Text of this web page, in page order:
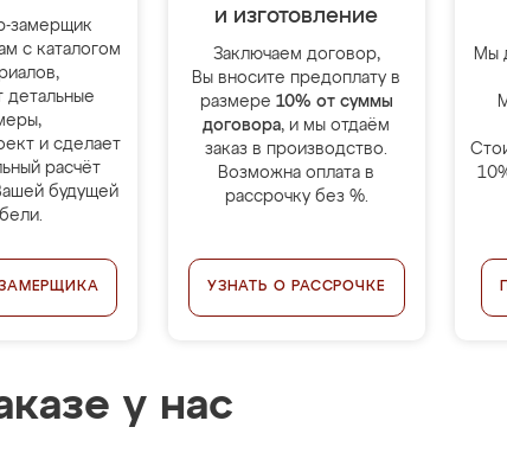
замерщик
с каталогом
детальные
и сделает
расчёт
будущей
и изготовление
Заключаем договор,
Вы вносите предоплату в
размере 10% от суммы
договора, и мы отдаём
заказ в производство.
Возможна оплата в
рассрочку без %.
УЗНАТЬ О РАССРОЧКЕ
Мы
у нас